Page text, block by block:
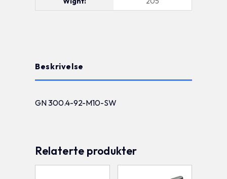
Beskrivelse
GN 300.4-92-M10-SW
Relaterte produkter